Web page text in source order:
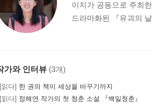
이지가 공동으로 주최
드라마화된 『유괴의
가와 인터뷰 (3개)
[읽다] 한 권의 책이 세상을 바꾸기까지
[읽다] 정해연 작가의 첫 청춘 소설 『백일청춘』